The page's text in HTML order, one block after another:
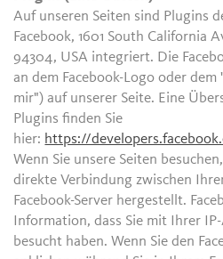
Auf unseren Seiten sind Plugins
Facebook, 1601 South California
94304, USA integriert. Die
an dem Facebook-Logo oder
mir") auf unserer Seite. Eine
Plugins finden Sie
hier: https://
Wenn Sie unsere Seiten
direkte Verbindung zwischen
Facebook-Server hergestellt.
Information, dass Sie mit Ihrer
besucht haben. Wenn Sie den